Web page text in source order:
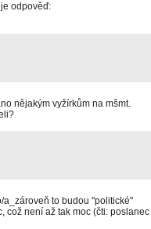
odpověď:
nějakým vyžírkům na mšmt.
a_zároveň to budou "politické"
což není až tak moc (čti: poslanec